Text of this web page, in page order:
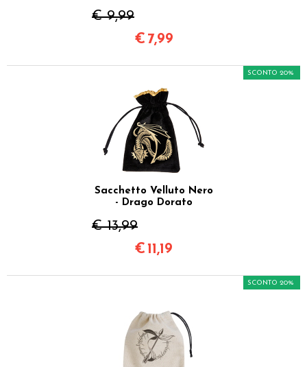
€ 9,99
€ 7,99
Sacchetto Velluto Nero
- Drago Dorato
€ 13,99
SCONTO 20%
€ 11,19
SCONTO 20%